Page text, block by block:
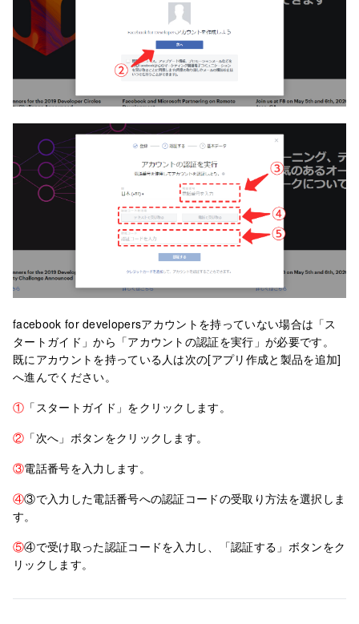
facebook for developersアカウントを持っていない場合は「ス
タートガイド」から「アカウントの認証を実行」が必要です。
既にアカウントを持っている人は次の[アプリ作成と製品を追加]
へ進んでください。
① 「スタートガイド」をクリックします。
② 「次へ」ボタンをクリックします。
③電話番号を入力します。
④③で入力した電話番号への認証コードの受取り方法を選択しま
す。
⑤④で受け取った認証コードを入力し、「認証する」ボタンをク
リックします。